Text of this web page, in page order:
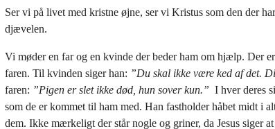
Ser vi på livet med kristne øjne, ser vi Kristus som den der
djævelen.
Vi møder en far og en kvinde der beder ham om hjælp. Der
faren. Til kvinden siger han: ”Du skal ikke være ked af det.
faren: ”Pigen er slet ikke død, hun sover kun.” I hver deres
som de er kommet til ham med. Han fastholder håbet midt i
dem. Ikke mærkeligt der står nogle og griner, da Jesus siger